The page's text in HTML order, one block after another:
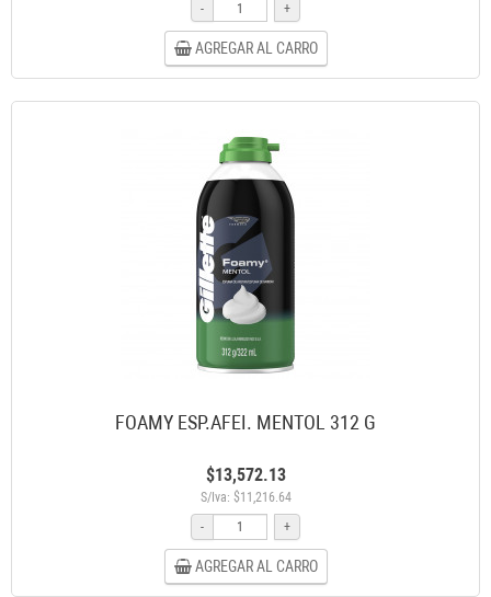
-
+
AGREGAR AL CARRO
FOAMY ESP.AFEI. MENTOL 312 G
$13,572.13
S/Iva: $11,216.64
-
+
AGREGAR AL CARRO